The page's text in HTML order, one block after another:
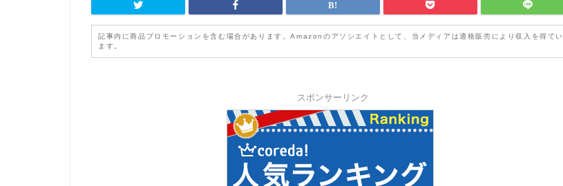
記事内に商品プロモーションを含む場合があります。Amazonのアソシエイトとして、当メディアは適格販売により収入を得てい
ます。
スポンサーリンク